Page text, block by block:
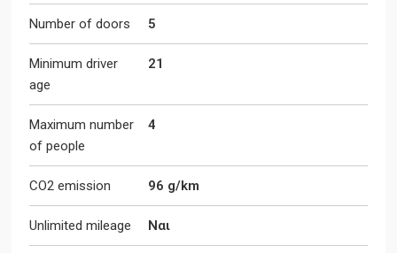
Number of doors 5
Minimum driver
age
21
Maximum number
of people
4
CO2 emission 96 g/km
Unlimited mileage Ναι